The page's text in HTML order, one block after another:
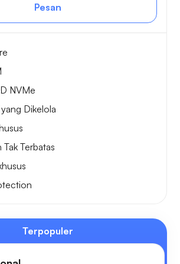
Pesan
NVMe
Dikelola
Terbatas
Terpopuler